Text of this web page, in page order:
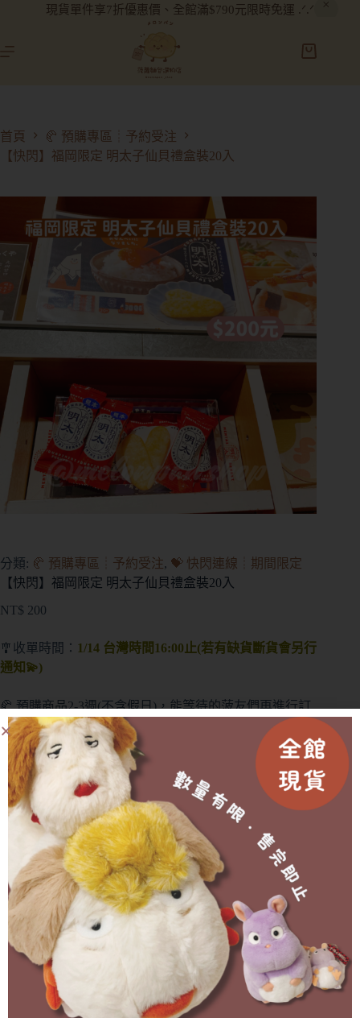
現貨單件享7折優惠價、全館滿$790元限時免運 .ᐟ.ᐟ
首頁
🥐 預購專區┊予約受注
【快閃】福岡限定 明太子仙貝禮盒裝20入
分類: 🥐 預購專區┊予約受注, 💝 快閃連線┊期間限定
【快閃】福岡限定 明太子仙貝禮盒裝20入
NT$ 200
🎐收單時間： 1/14 台灣時間16:00止(若有缺貨斷貨會另行
通知💫)
🥐 預購商品2-3週(不含假日)，能等待的菠友們再進行訂
購(提前或延後都會另行通知)
🥐 外盒在運送中多少會有碰撞/碎裂等狀況發生，不會影
響商品本身🙇‍♀️
有需要協助的地方歡迎私訊官方賴詢問🫶🏻
成為會員即可享有折扣！
物流方式